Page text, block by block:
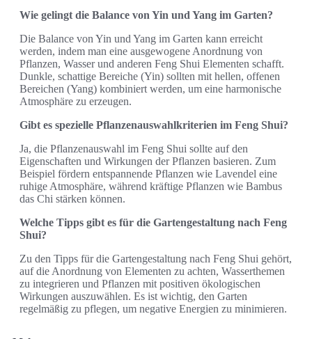
Wie gelingt die Balance von Yin und Yang im Garten?
Die Balance von Yin und Yang im Garten kann erreicht
werden, indem man eine ausgewogene Anordnung von
Pflanzen, Wasser und anderen Feng Shui Elementen schafft.
Dunkle, schattige Bereiche (Yin) sollten mit hellen, offenen
Bereichen (Yang) kombiniert werden, um eine harmonische
Atmosphäre zu erzeugen.
Gibt es spezielle Pflanzenauswahlkriterien im Feng Shui?
Ja, die Pflanzenauswahl im Feng Shui sollte auf den
Eigenschaften und Wirkungen der Pflanzen basieren. Zum
Beispiel fördern entspannende Pflanzen wie Lavendel eine
ruhige Atmosphäre, während kräftige Pflanzen wie Bambus
das Chi stärken können.
Welche Tipps gibt es für die Gartengestaltung nach Feng
Shui?
Zu den Tipps für die Gartengestaltung nach Feng Shui gehört,
auf die Anordnung von Elementen zu achten, Wasserthemen
zu integrieren und Pflanzen mit positiven ökologischen
Wirkungen auszuwählen. Es ist wichtig, den Garten
regelmäßig zu pflegen, um negative Energien zu minimieren.